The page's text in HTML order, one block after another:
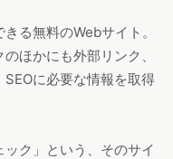
る無料のWebサイト。
ほかにも外部リンク、
に必要な情報を取得
ク」という、そのサイ